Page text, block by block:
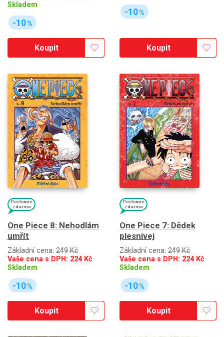
Skladem
-10%
Koupit
-10%
Koupit
Poštovné
zdarma
One Piece 8: Nehodlám
umřít
Základní cena: 249 Kč
Vaše cena s DPH: 224Kč
Skladem
-10%
Koupit
Poštovné
zdarma
One Piece 7: Dědek
plesnivej
Základní cena: 249 Kč
Vaše cena s DPH: 224Kč
Skladem
-10%
Koupit